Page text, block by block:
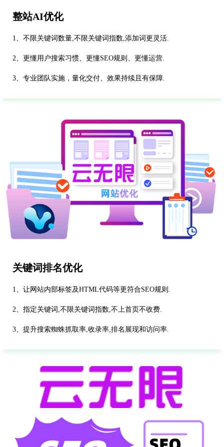
整站AI优化
1、不限关键词数量,不限关键词指数,添加词更灵活.
2、更懂用户搜索习惯、更懂SEO规则、更懂运营.
3、专业团队实施，量化交付、效果持续且有保障.
关键词排名优化
1、让网站内部标签及HTML代码等更符合SEO规则.
2、指定关键词,不限关键词指数,不上首页不收费.
3、提升搜索蜘蛛抓取率,收录率,排名展现和访问率.